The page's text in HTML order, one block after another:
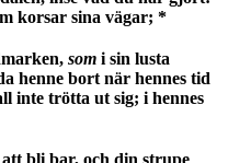
korsar sina vägar; *
som i sin lusta
henne bort när hennes tid
inte trötta ut sig; i hennes
bli bar, och din strupe